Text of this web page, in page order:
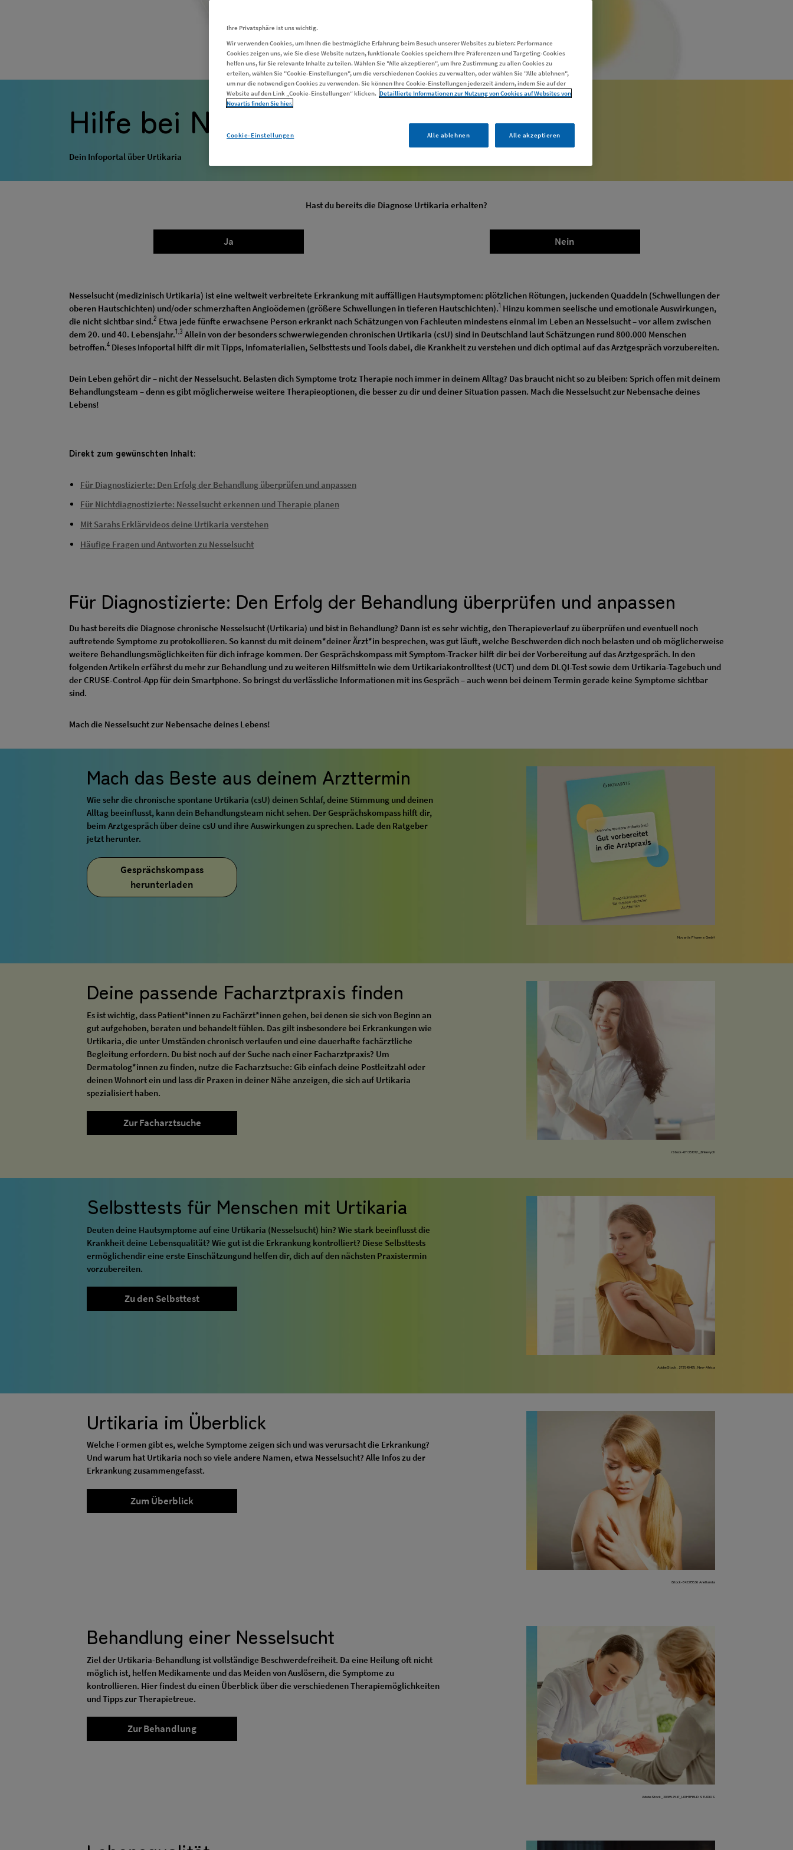
Gesprächskompass
herunterladen
Hilfe bei Nesselsucht
Dein Infoportal über Urtikaria
Hast du bereits die Diagnose Urtikaria erhalten?
Ja Nein
Nesselsucht (medizinisch Urtikaria) ist eine weltweit verbreitete Erkrankung mit auffälligen Hautsymptomen: plötzlichen Rötungen, juckenden Quaddeln (Schwellungen der
oberen Hautschichten) und/oder schmerzhaften Angioödemen (größere Schwellungen in tieferen Hautschichten).1 Hinzu kommen seelische und emotionale Auswirkungen,
die nicht sichtbar sind.2 Etwa jede fünfte erwachsene Person erkrankt nach Schätzungen von Fachleuten mindestens einmal im Leben an Nesselsucht – vor allem zwischen
dem 20. und 40. Lebensjahr.1,3 Allein von der besonders schwerwiegenden chronischen Urtikaria (csU) sind in Deutschland laut Schätzungen rund 800.000 Menschen
betroffen.4 Dieses Infoportal hilft dir mit Tipps, Infomaterialien, Selbsttests und Tools dabei, die Krankheit zu verstehen und dich optimal auf das Arztgespräch vorzubereiten.
Dein Leben gehört dir – nicht der Nesselsucht. Belasten dich Symptome trotz Therapie noch immer in deinem Alltag? Das braucht nicht so zu bleiben: Sprich offen mit deinem
Behandlungsteam – denn es gibt möglicherweise weitere Therapieoptionen, die besser zu dir und deiner Situation passen. Mach die Nesselsucht zur Nebensache deines
Lebens!
Direkt zum gewünschten Inhalt:
Für Diagnostizierte: Den Erfolg der Behandlung überprüfen und anpassen
Für Nichtdiagnostizierte: Nesselsucht erkennen und Therapie planen
Mit Sarahs Erklärvideos deine Urtikaria verstehen
Häufige Fragen und Antworten zu Nesselsucht
Für Diagnostizierte: Den Erfolg der Behandlung überprüfen und anpassen
Du hast bereits die Diagnose chronische Nesselsucht (Urtikaria) und bist in Behandlung? Dann ist es sehr wichtig, den Therapieverlauf zu überprüfen und eventuell noch
auftretende Symptome zu protokollieren. So kannst du mit deinem*deiner Ärzt*in besprechen, was gut läuft, welche Beschwerden dich noch belasten und ob möglicherweise
weitere Behandlungsmöglichkeiten für dich infrage kommen. Der Gesprächskompass mit Symptom-Tracker hilft dir bei der Vorbereitung auf das Arztgespräch. In den
folgenden Artikeln erfährst du mehr zur Behandlung und zu weiteren Hilfsmitteln wie dem Urtikariakontrolltest (UCT) und dem DLQI-Test sowie dem Urtikaria-Tagebuch und
der CRUSE-Control-App für dein Smartphone. So bringst du verlässliche Informationen mit ins Gespräch – auch wenn bei deinem Termin gerade keine Symptome sichtbar
sind.
Mach die Nesselsucht zur Nebensache deines Lebens!
Mach das Beste aus deinem Arzttermin
Wie sehr die chronische spontane Urtikaria (csU) deinen Schlaf, deine Stimmung und deinen
Alltag beeinflusst, kann dein Behandlungsteam nicht sehen. Der Gesprächskompass hilft dir,
beim Arztgespräch über deine csU und ihre Auswirkungen zu sprechen. Lade den Ratgeber
jetzt herunter.
Gesprächskompass
herunterladen
Novartis Pharma GmbH
Deine passende Facharztpraxis finden
Es ist wichtig, dass Patient*innen zu Fachärzt*innen gehen, bei denen sie sich von Beginn an
gut aufgehoben, beraten und behandelt fühlen. Das gilt insbesondere bei Erkrankungen wie
Urtikaria, die unter Umständen chronisch verlaufen und eine dauerhafte fachärztliche
Begleitung erfordern. Du bist noch auf der Suche nach einer Facharztpraxis? Um
Dermatolog*innen zu finden, nutze die Facharztsuche: Gib einfach deine Postleitzahl oder
deinen Wohnort ein und lass dir Praxen in deiner Nähe anzeigen, die sich auf Urtikaria
spezialisiert haben.
Zur Facharztsuche
iStock-671357072_Zinkevych
Selbsttests für Menschen mit Urtikaria
Deuten deine Hautsymptome auf eine Urtikaria (Nesselsucht) hin? Wie stark beeinflusst die
Krankheit deine Lebensqualität? Wie gut ist die Erkrankung kontrolliert? Diese Selbsttests
ermöglichendir eine erste Einschätzungund helfen dir, dich auf den nächsten Praxistermin
vorzubereiten.
Zu den Selbsttest
AdobeStock_272540485_New-Africa
Urtikaria im Überblick
Welche Formen gibt es, welche Symptome zeigen sich und was verursacht die Erkrankung?
Und warum hat Urtikaria noch so viele andere Namen, etwa Nesselsucht? Alle Infos zu der
Erkrankung zusammengefasst.
Zum Überblick
iStock-843379536 Anetlanda
Behandlung einer Nesselsucht
Ziel der Urtikaria-Behandlung ist vollständige Beschwerdefreiheit. Da eine Heilung oft nicht
möglich ist, helfen Medikamente und das Meiden von Auslösern, die Symptome zu
kontrollieren. Hier findest du einen Überblick über die verschiedenen Therapiemöglichkeiten
und Tipps zur Therapietreue.
Zur Behandlung
AdobeStock_303852547_LIGHTFIELD STUDIOS
Ihre Privatsphäre ist uns wichtig.
Wir verwenden Cookies, um Ihnen die bestmögliche Erfahrung beim Besuch unserer Websites zu bieten: Performance
Cookies zeigen uns, wie Sie diese Website nutzen, funktionale Cookies speichern Ihre Präferenzen und Targeting-Cookies
helfen uns, für Sie relevante Inhalte zu teilen. Wählen Sie "Alle akzeptieren", um Ihre Zustimmung zu allen Cookies zu
erteilen, wählen Sie "Cookie-Einstellungen", um die verschiedenen Cookies zu verwalten, oder wählen Sie "Alle ablehnen",
um nur die notwendigen Cookies zu verwenden. Sie können Ihre Cookie-Einstellungen jederzeit ändern, indem Sie auf der
Website auf den Link „Cookie-Einstellungen“ klicken. Detaillierte Informationen zur Nutzung von Cookies auf Websites von
Novartis finden Sie hier.
Cookie-Einstellungen Alle ablehnen Alle akzeptieren